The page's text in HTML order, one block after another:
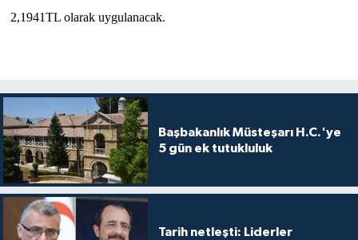
2,1941TL olarak uygulanacak.
Başbakanlık Müsteşarı H.C.'ye
5 gün ek tutukluluk
Tarih netleşti: Liderler
TATLISU
TİCARET
YAŞAM